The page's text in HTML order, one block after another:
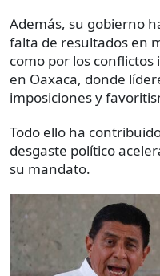
Además, su gobierno
falta de resultados en
como por los
en Oaxaca, donde
imposiciones y
Todo ello ha
desgaste político
su mandato.